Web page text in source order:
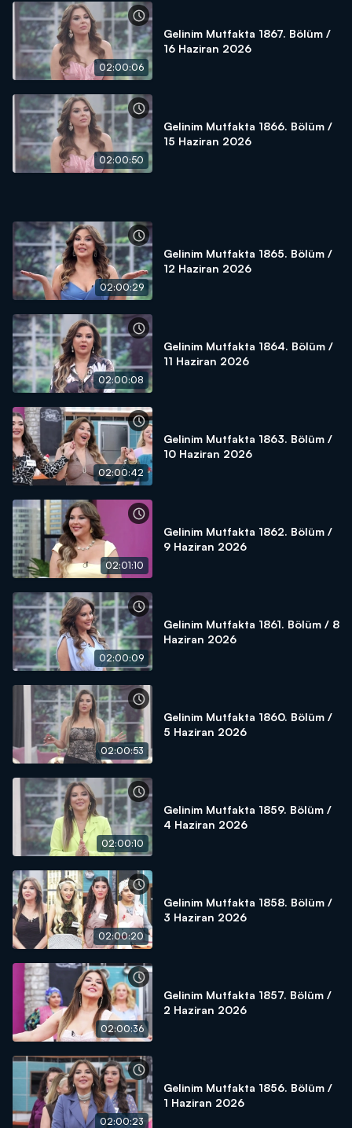
02:00:06
Gelinim Mutfakta 1867. Bölüm /
16 Haziran 2026
02:00:50
Gelinim Mutfakta 1866. Bölüm /
15 Haziran 2026
02:00:29
Gelinim Mutfakta 1865. Bölüm /
12 Haziran 2026
02:00:08
Gelinim Mutfakta 1864. Bölüm /
11 Haziran 2026
02:00:42
Gelinim Mutfakta 1863. Bölüm /
10 Haziran 2026
02:01:10
Gelinim Mutfakta 1862. Bölüm /
9 Haziran 2026
02:00:09
Gelinim Mutfakta 1861. Bölüm / 8
Haziran 2026
02:00:53
Gelinim Mutfakta 1860. Bölüm /
5 Haziran 2026
02:00:10
Gelinim Mutfakta 1859. Bölüm /
4 Haziran 2026
02:00:20
Gelinim Mutfakta 1858. Bölüm /
3 Haziran 2026
02:00:36
Gelinim Mutfakta 1857. Bölüm /
2 Haziran 2026
02:00:23
Gelinim Mutfakta 1856. Bölüm /
1 Haziran 2026